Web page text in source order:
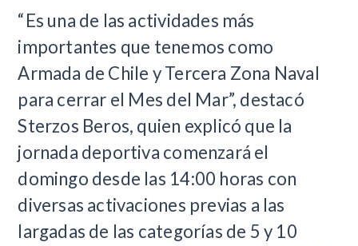
“Es una de las actividades más
importantes que tenemos como
Armada de Chile y Tercera Zona Naval
para cerrar el Mes del Mar”, destacó
Sterzos Beros, quien explicó que la
jornada deportiva comenzará el
domingo desde las 14:00 horas con
diversas activaciones previas a las
largadas de las categorías de 5 y 10